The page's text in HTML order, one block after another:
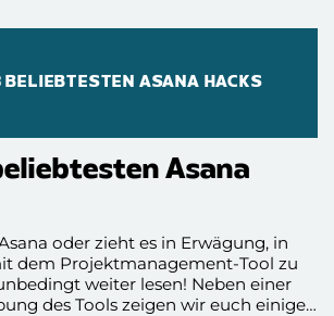
Spotify im Allgemeinen ein,
Formate an,
mit ein paar Zahlen und Statistiken
BELIEBTESTEN ASANA HACKS
Asana
oder zieht es in Erwägung, in
dem Projektmanagement-Tool zu
weiter lesen! Neben einer
des Tools zeigen wir euch einige